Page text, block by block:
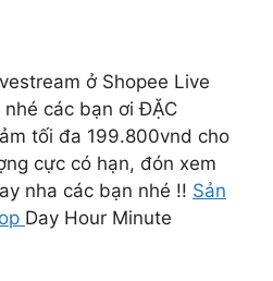
ở Shopee Live
các bạn ơi ĐẶC
tối đa 199.800vnd cho
cực có hạn, đón xem
nha các bạn nhé !! Sản
Day Hour Minute